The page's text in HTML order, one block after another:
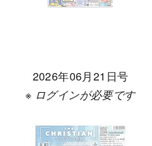
2026年06月21日号
※ ログインが必要です